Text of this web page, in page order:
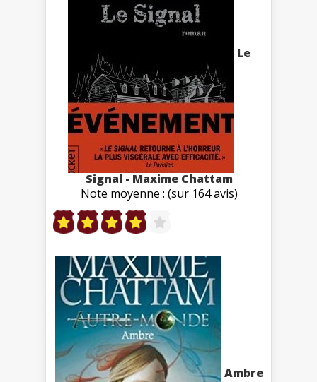
Le
Signal - Maxime Chattam
Note moyenne : (sur 164 avis)
Ambre